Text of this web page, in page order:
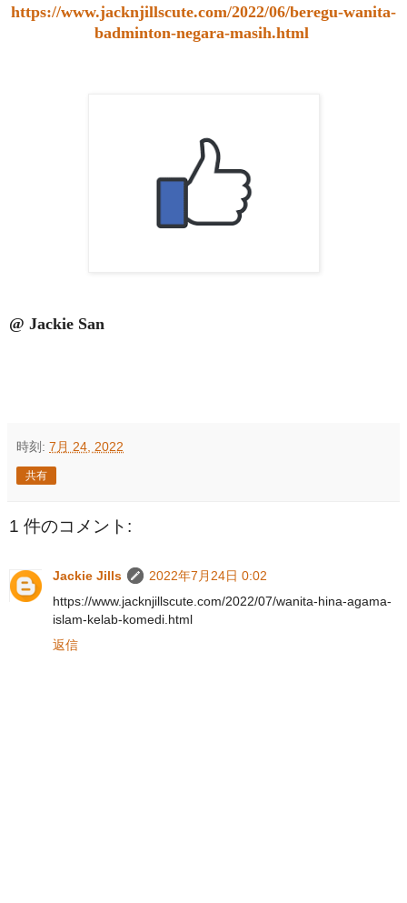
https://www.jacknjillscute.com/2022/06/beregu-wanita-
badminton-negara-masih.html
@ Jackie San
時刻: 7月 24, 2022
共有
1 件のコメント:
Jackie Jills
2022年7月24日 0:02
https://www.jacknjillscute.com/2022/07/wanita-hina-agama-
islam-kelab-komedi.html
返信